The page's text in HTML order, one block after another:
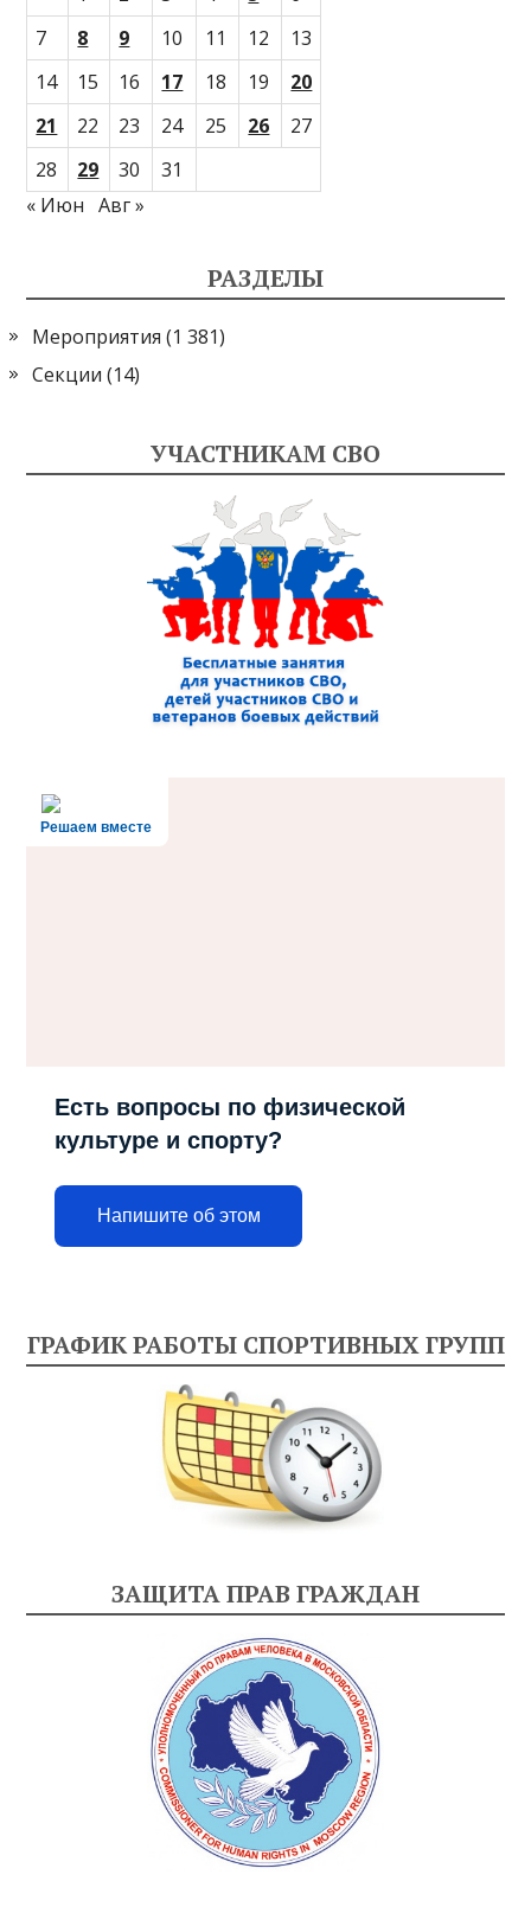
7
8 9 10 11 12
13
14
15 16 17 18 19
20
21
22 23 24 25 26
27
28
29 30
31
« Июн
Авг »
РАЗДЕЛЫ
Мероприятия (1 381)
Секции (14)
УЧАСТНИКАМ СВО
Решаем вместе
Есть вопросы по физической
культуре и спорту?
Напишите об этом
ГРАФИК РАБОТЫ СПОРТИВНЫХ ГРУПП
ЗАЩИТА ПРАВ ГРАЖДАН